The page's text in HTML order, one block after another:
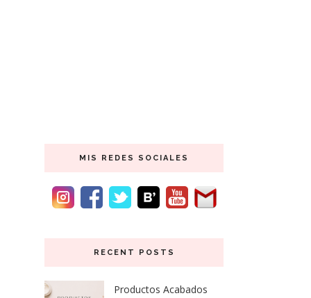
MIS REDES SOCIALES
RECENT POSTS
Productos Acabados